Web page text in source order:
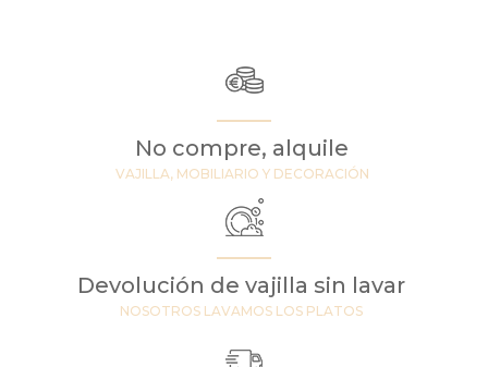
No compre, alquile
VAJILLA, MOBILIARIO Y DECORACIÓN
Devolución de vajilla sin lavar
NOSOTROS LAVAMOS LOS PLATOS